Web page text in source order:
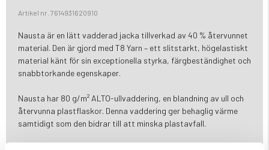
Artikel nr. 7614931620910
Nausta är en lätt vadderad jacka tillverkad av 40 % återvunnet
material. Den är gjord med T8 Yarn – ett slitstarkt, högelastiskt
material känt för sin exceptionella styrka, färgbeständighet och
snabbtorkande egenskaper.
Nausta har 80 g/m² ALTO-ullvaddering, en blandning av ull och
återvunna plastflaskor. Denna vaddering ger behaglig värme
samtidigt som den bidrar till att minska plastavfall.